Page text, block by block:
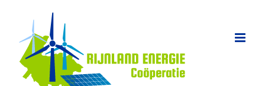
inhoud